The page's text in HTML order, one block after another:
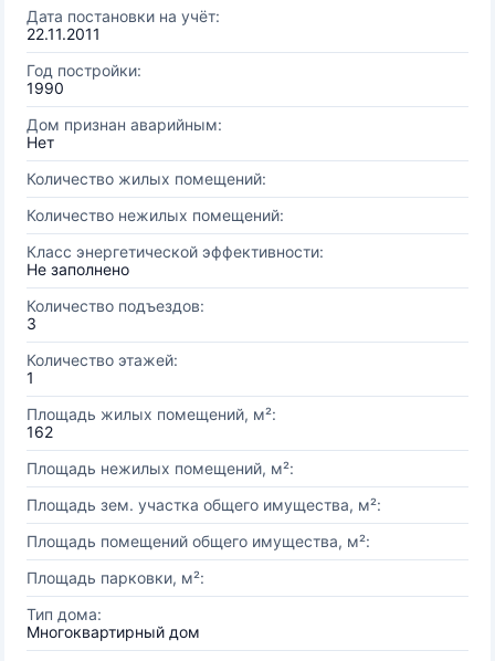
Дата постановки на учёт:
22.11.2011
Год постройки:
1990
Дом признан аварийным:
Нет
Количество жилых помещений:
Количество нежилых помещений:
Класс энергетической эффективности:
Не заполнено
Количество подъездов:
3
Количество этажей:
1
Площадь жилых помещений, м²:
162
Площадь нежилых помещений, м²:
Площадь зем. участка общего имущества, м²:
Площадь помещений общего имущества, м²:
Площадь парковки, м²:
Тип дома:
Многоквартирный дом